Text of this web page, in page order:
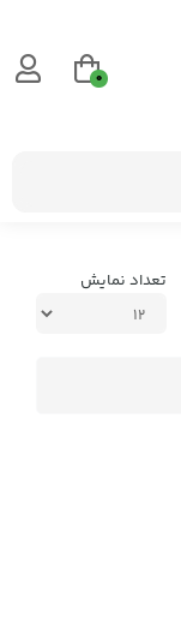
تعداد نمایش
0